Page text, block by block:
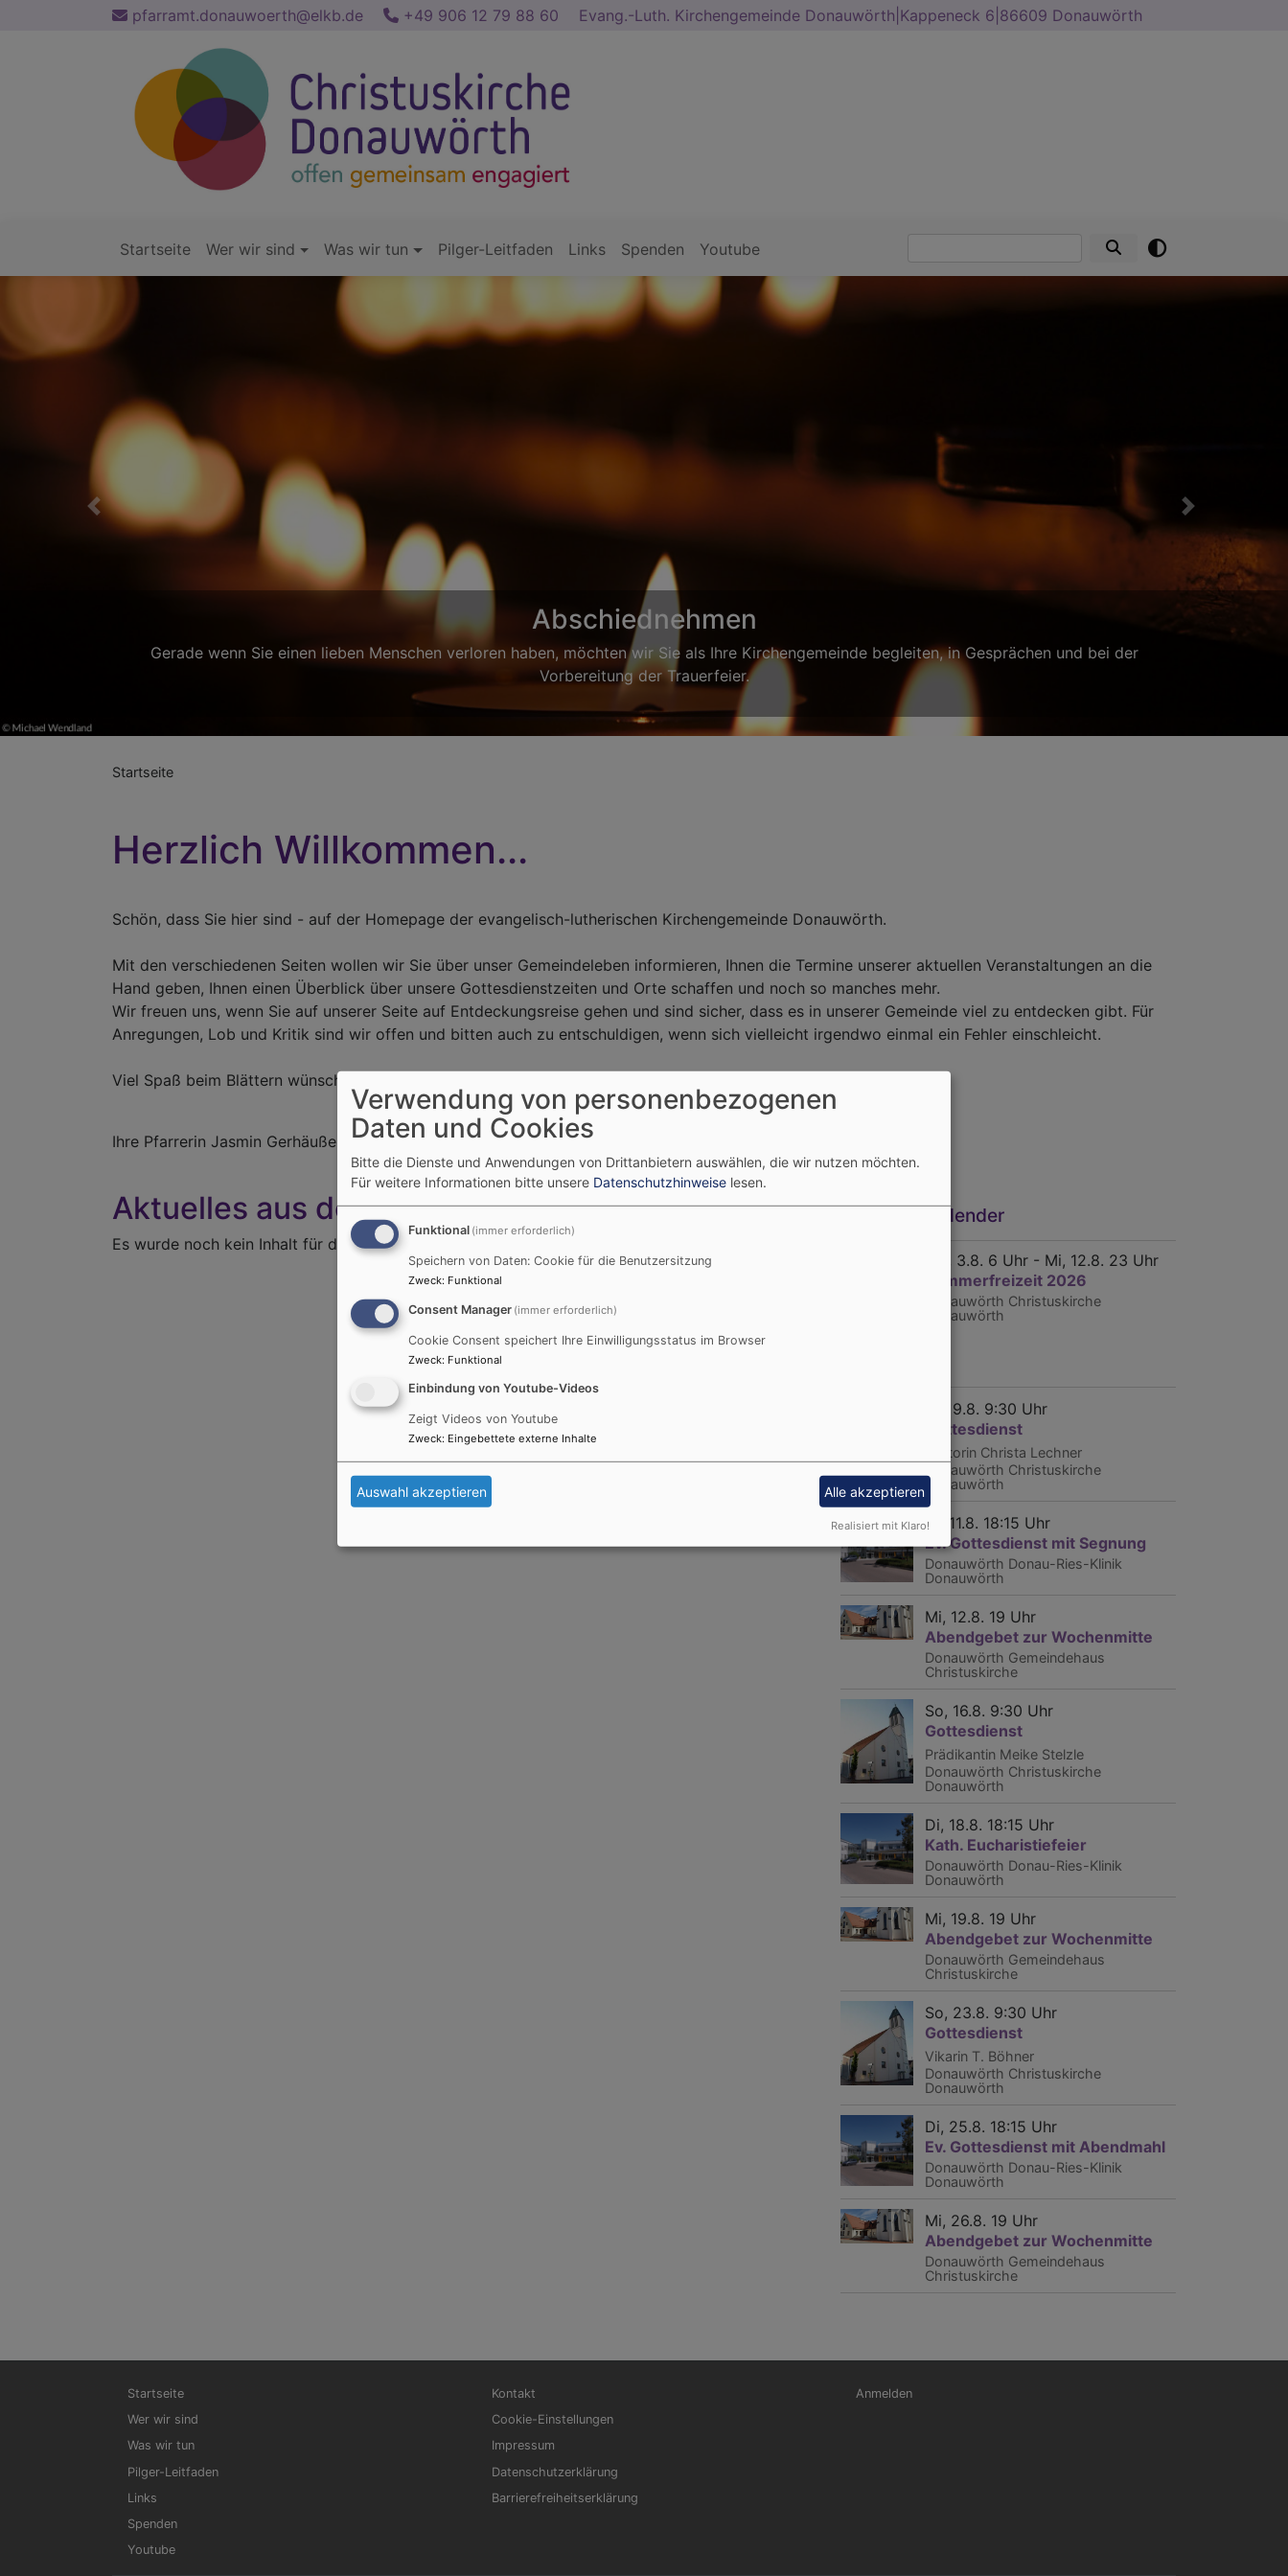
pfarramt.donauwoerth@elkb.de +49 906 12 79 88 60 Evang.-Luth. Kirchengemeinde Donauwörth|Kappeneck 6|86609 Donauwörth
Hauptnavigation
Startseite Wer wir sind Was wir tun Pilger-Leitfaden Links Spenden Youtube
Trauung, Hochzeit, Bund fürs Leben
Sie wollen kirchlich heiraten und möchten dies gerne in der Christuskirche in Donauwörth tun? Wir begleiten Sie
besonderen Tag!
Previous Next
Startseite
Herzlich Willkommen...
Schön, dass Sie hier sind - auf der Homepage der evangelisch-lutherischen Kirchengemeinde Donauwörth.
Mit den verschiedenen Seiten wollen wir Sie über unser Gemeindeleben informieren, Ihnen die Termine unserer aktuellen Veranstaltungen an die
Hand geben, Ihnen einen Überblick über unsere Gottesdienstzeiten und Orte schaffen und noch so manches mehr.
Wir freuen uns, wenn Sie auf unserer Seite auf Entdeckungsreise gehen und sind sicher, dass es in unserer Gemeinde viel zu entdecken gibt. Für
Anregungen, Lob und Kritik sind wir offen und bitten auch zu entschuldigen, wenn sich vielleicht irgendwo einmal ein Fehler einschleicht.
Viel Spaß beim Blättern wünscht Ihnen im Namen der Kirchengemeinde,
Ihre Pfarrerin Jasmin Gerhäußer
Aktuelles aus der Gemeinde
Es wurde noch kein Inhalt für die Startseite erstellt.
Gemeindekalender
Mo, 3.8. 6 Uhr - Mi, 12.8. 23 Uhr
Sommerfreizeit 2026
Donauwörth Christuskirche
Donauwörth
So, 9.8. 9:30 Uhr
Gottesdienst
Lektorin Christa Lechner
Donauwörth Christuskirche
Donauwörth
Di, 11.8. 18:15 Uhr
Ev. Gottesdienst mit Segnung
Donauwörth Donau-Ries-Klinik
Donauwörth
Mi, 12.8. 19 Uhr
Abendgebet zur Wochenmitte
Donauwörth Gemeindehaus
Christuskirche
So, 16.8. 9:30 Uhr
Gottesdienst
Prädikantin Meike Stelzle
Donauwörth Christuskirche
Donauwörth
Di, 18.8. 18:15 Uhr
Kath. Eucharistiefeier
Donauwörth Donau-Ries-Klinik
Donauwörth
Mi, 19.8. 19 Uhr
Abendgebet zur Wochenmitte
Donauwörth Gemeindehaus
Christuskirche
So, 23.8. 9:30 Uhr
Gottesdienst
Vikarin T. Böhner
Donauwörth Christuskirche
Donauwörth
Di, 25.8. 18:15 Uhr
Ev. Gottesdienst mit Abendmahl
Donauwörth Donau-Ries-Klinik
Donauwörth
Mi, 26.8. 19 Uhr
Abendgebet zur Wochenmitte
Donauwörth Gemeindehaus
Christuskirche
Hauptnavigation
Startseite
Wer wir sind
Was wir tun
Pilger-Leitfaden
Links
Spenden
Youtube
Fußbereichsmenü
Kontakt
Cookie-Einstellungen
Impressum
Datenschutzerklärung
Barrierefreiheitserklärung
Benutzermenü
Anmelden
Verwendung von personenbezogenen
Daten und Cookies
Bitte die Dienste und Anwendungen von Drittanbietern auswählen, die wir nutzen möchten.
Für weitere Informationen bitte unsere Datenschutzhinweise lesen.
Funktional (immer erforderlich)
Speichern von Daten: Cookie für die Benutzersitzung
Zweck: Funktional
Consent Manager (immer erforderlich)
Cookie Consent speichert Ihre Einwilligungsstatus im Browser
Zweck: Funktional
Einbindung von Youtube-Videos
Zeigt Videos von Youtube
Zweck: Eingebettete externe Inhalte
Auswahl akzeptieren Alle akzeptieren
Realisiert mit Klaro!